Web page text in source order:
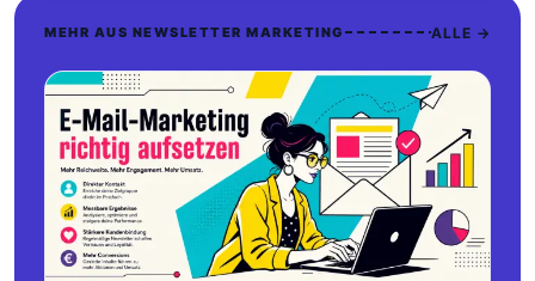
MEHR AUS NEWSLETTER MARKETING ALLE →